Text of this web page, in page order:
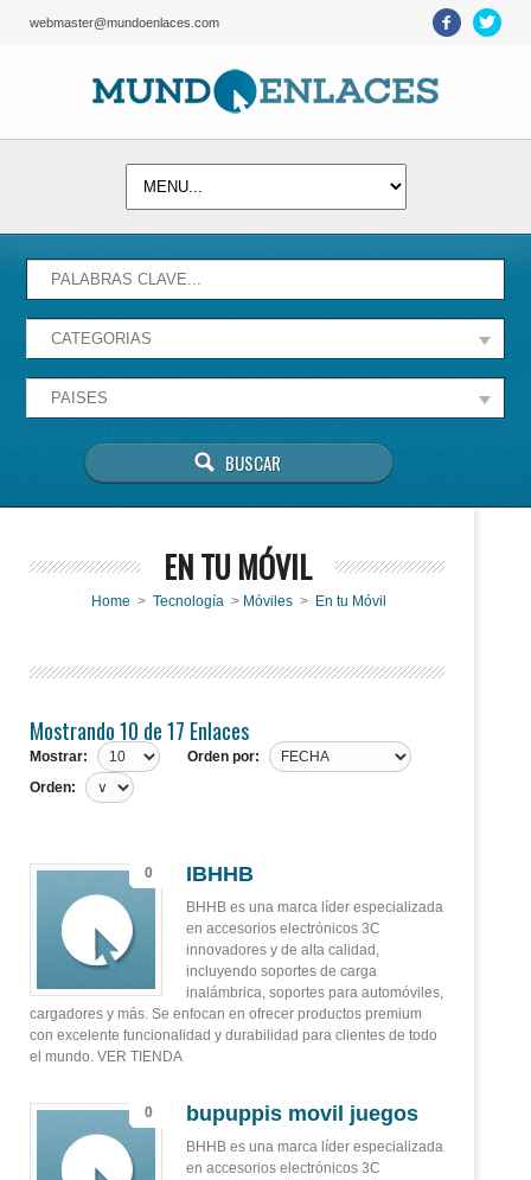
webmaster@mundoenlaces.com
correctamente.
EN TU MÓVIL
Home > Tecnología > Móviles > En tu Móvil
Mostrando 10 de 17 Enlaces
Mostrar:
Orden por:
Orden:
0 IBHHB
BHHB es una marca líder especializada
en accesorios electrónicos 3C
innovadores y de alta calidad,
incluyendo soportes de carga
inalámbrica, soportes para automóviles,
cargadores y más. Se enfocan en ofrecer productos premium
con excelente funcionalidad y durabilidad para clientes de todo
el mundo. VER TIENDA
0 bupuppis movil juegos
BHHB es una marca líder especializada
en accesorios electrónicos 3C